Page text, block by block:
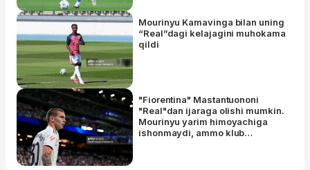
Mourinyu Kamavinga bilan uning
“Real”dagi kelajagini muhokama
qildi
"Fiorentina" Mastantuononi
"Real"dan ijaraga olishi mumkin.
Mourinyu yarim himoyachiga
ishonmaydi, ammo klub